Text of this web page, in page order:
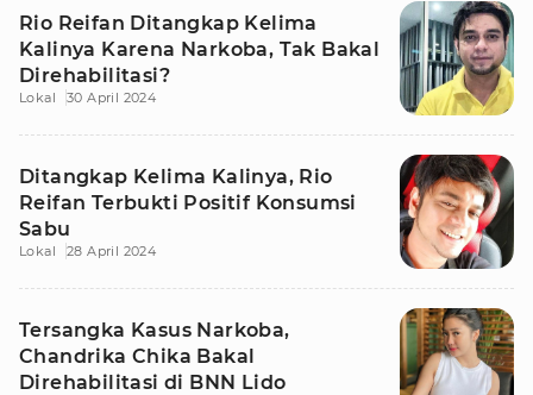
Rio Reifan Ditangkap Kelima
Kalinya Karena Narkoba, Tak Bakal
Direhabilitasi?
Lokal 30 April 2024
Ditangkap Kelima Kalinya, Rio
Reifan Terbukti Positif Konsumsi
Sabu
Lokal 28 April 2024
Tersangka Kasus Narkoba,
Chandrika Chika Bakal
Direhabilitasi di BNN Lido